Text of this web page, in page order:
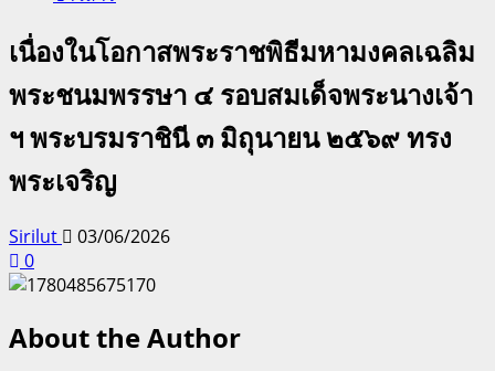
เนื่องในโอกาสพระราชพิธีมหามงคลเฉลิม
พระชนมพรรษา ๔ รอบสมเด็จพระนางเจ้า
ฯ พระบรมราชินี ๓ มิถุนายน ๒๕๖๙ ทรง
พระเจริญ
Sirilut
03/06/2026
0
About the Author